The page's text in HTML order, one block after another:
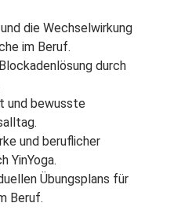
die Wechselwirkung
im Beruf.
durch
und bewusste
und beruflicher
YinYoga.
Übungsplans für
Beruf.